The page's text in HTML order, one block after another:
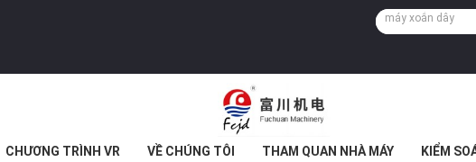
CHƯƠNG TRÌNH VR VỀ CHÚNG TÔI THAM QUAN NHÀ MÁY KIỂM